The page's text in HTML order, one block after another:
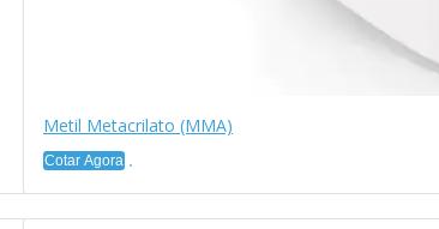
Metil Metacrilato (MMA)
Cotar Agora